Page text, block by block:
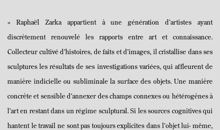
« Raphaël Zarka appartient àune génération d’artistes ayant
discrètement renouvelé les rapports entre art et connaissance.
Collecteur cultivé d’histoires, de faits et d’images, il cristallise dans ses
sculptures les résultats de ses investigations variées, qui affleurent de
manière indicielle ou subliminale la surface des objets. Une manière
concrète et sensibled’annexer des champs connexes ou hétérogènesà
l’art en restant dans un régime sculptural. Si les sources cognitives qui
hantent le travail ne sont pas toujours explicitesdans l’objet lui- même,